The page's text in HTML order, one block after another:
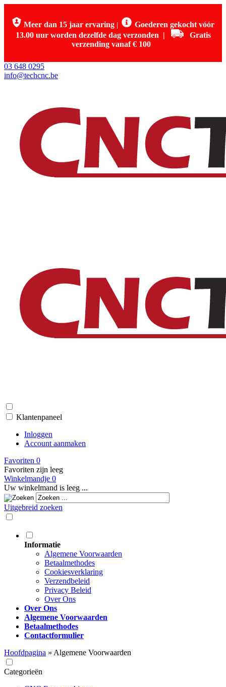
Meer dan 15 jaar ervaring
Goederen gekocht vóór
13.00 uur worden dezelfde dag verzonden |
Gratis
verzending vanaf € 100
03 648 0295
info@techcnc.be
Klantenpaneel
Inloggen
Account aanmaken
Favoriten 0
Favoriten zijn leeg
Winkelmandje 0
Uw winkelmand is leeg ...
Uitgebreid zoeken
Informatie
Algemene Voorwaarden
Betaalmethodes
Cookiesverklaring
Verzendbeleid
Privacy Beleid
Over Ons
Over Ons
Algemene Voorwaarden
Betaalmethodes
Contactformulier
Hoofdpagina » Algemene Voorwaarden
Categorieën